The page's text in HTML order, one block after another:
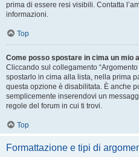
prima di essere resi visibili. Contatta
informazioni.
Top
Come posso spostare in cima un mio
Cliccando sul collegamento
spostarlo in cima alla lista, nella prima
questa opzione è disabilitata. È anche
semplicemente inserendovi un
regole del forum in cui ti trovi.
Top
Formattazione e tipi di